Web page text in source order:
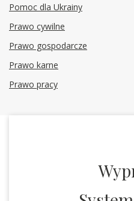
Pomoc dla Ukrainy
Prawo cywilne
Prawo gospodarcze
Prawo karne
Prawo pracy